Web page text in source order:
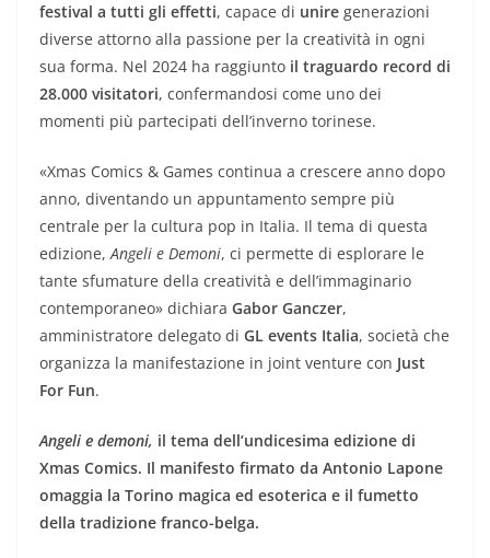
festival a tutti gli effetti, capace di unire generazioni
diverse attorno alla passione per la creatività in ogni
sua forma. Nel 2024 ha raggiunto il traguardo record di
28.000 visitatori, confermandosi come uno dei
momenti più partecipati dell’inverno torinese.
«Xmas Comics & Games continua a crescere anno dopo
anno, diventando un appuntamento sempre più
centrale per la cultura pop in Italia. Il tema di questa
edizione,Angeli e Demoni, ci permette di esplorare le
tante sfumature della creatività e dell’immaginario
contemporaneo» dichiara Gabor Ganczer,
amministratore delegato di GL events Italia, società che
organizza la manifestazione in joint venture con Just
For Fun.
Angeli e demoni, il tema dell’undicesima edizione di
Xmas Comics. Il manifesto firmato da Antonio Lapone
omaggia la Torino magica ed esoterica e il fumetto
della tradizione franco-belga.